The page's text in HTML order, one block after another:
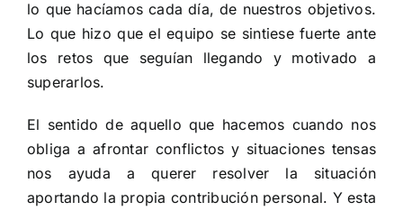
lo que hacíamos cada día, de nuestros objetivos.
Lo que hizo que el equipo se sintiese fuerte ante
los retos que seguían llegando y motivado a
superarlos.
El sentido de aquello que hacemos cuando nos
obliga a afrontar conflictos y situaciones tensas
nos ayuda a querer resolver la situación
aportando la propia contribución personal. Y esta